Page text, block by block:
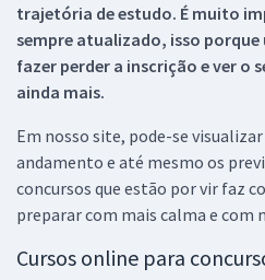
trajetória de estudo. É muito
sempre atualizado, isso porque
fazer perder a inscrição e ver o
ainda mais.
Em nosso site, pode-se
andamento e até mesmo os
concursos que estão por vir faz
preparar com mais calma e com
Cursos online para